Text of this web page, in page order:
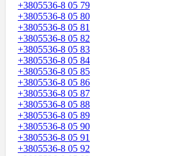
+3805536-8 05 79
+3805536-8 05 80
+3805536-8 05 81
+3805536-8 05 82
+3805536-8 05 83
+3805536-8 05 84
+3805536-8 05 85
+3805536-8 05 86
+3805536-8 05 87
+3805536-8 05 88
+3805536-8 05 89
+3805536-8 05 90
+3805536-8 05 91
+3805536-8 05 92